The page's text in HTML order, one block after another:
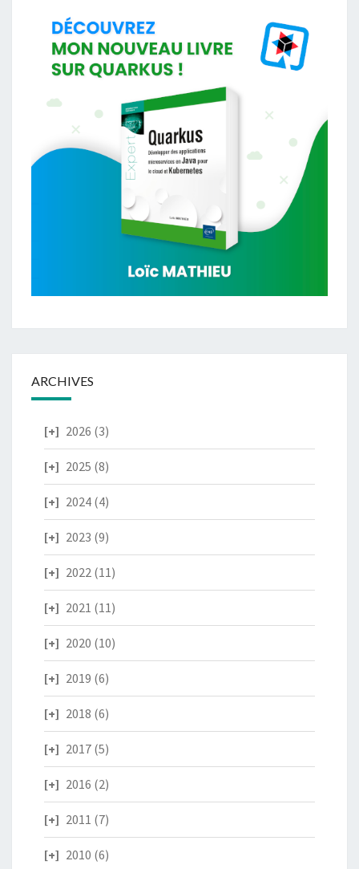
ARCHIVES
2026 (3)
2025 (8)
2024 (4)
2023 (9)
2022 (11)
2021 (11)
2020 (10)
2019 (6)
2018 (6)
2017 (5)
2016 (2)
2011 (7)
2010 (6)